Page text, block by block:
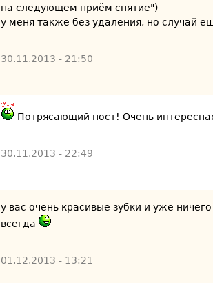
на следующем приём снятие")
у меня также без удаления, но случай
30.11.2013 - 21:50
Потрясающий пост! Очень
30.11.2013 - 22:49
у вас очень красивые зубки и уже
всегда
01.12.2013 - 13:21